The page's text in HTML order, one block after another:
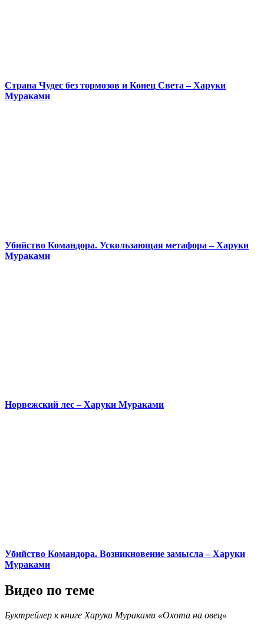
Страна Чудес без тормозов и Конец Света – Харуки
Мураками
Убийство Командора. Ускользающая метафора – Харуки
Мураками
Норвежский лес – Харуки Мураками
Убийство Командора. Возникновение замысла – Харуки
Мураками
Видео по теме
Буктрейлер к книге Харуки Мураками «Охота на овец»